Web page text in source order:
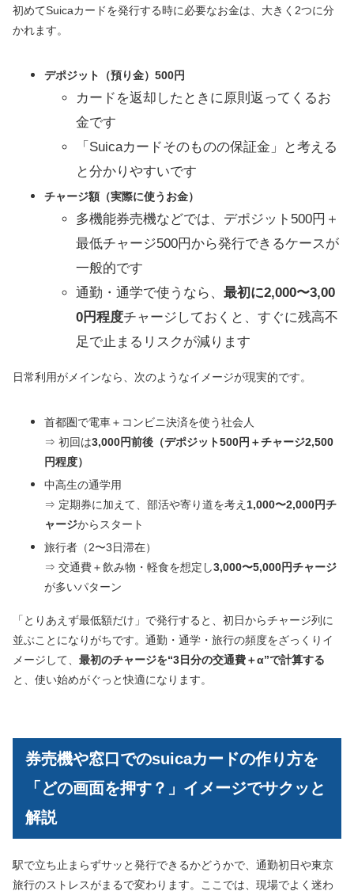
初めてSuicaカードを発行する時に必要なお金は、大きく2つに分
かれます。
デポジット（預り金）500円
カードを返却したときに原則返ってくるお
金です
「Suicaカードそのものの保証金」と考える
と分かりやすいです
チャージ額（実際に使うお金）
多機能券売機などでは、デポジット500円＋
最低チャージ500円から発行できるケースが
一般的です
通勤・通学で使うなら、 最初に2,000〜3,00
0円程度チャージしておくと、すぐに残高不
足で止まるリスクが減ります
日常利用がメインなら、次のようなイメージが現実的です。
首都圏で電車＋コンビニ決済を使う社会人
⇒ 初回は3,000円前後（デポジット500円＋チャージ2,500
円程度）
中高生の通学用
⇒ 定期券に加えて、部活や寄り道を考え 1,000〜2,000円チ
ャージからスタート
旅行者（2〜3日滞在）
⇒ 交通費＋飲み物・軽食を想定し3,000〜5,000円チャージ
が多いパターン
「とりあえず最低額だけ」で発行すると、初日からチャージ列に
並ぶことになりがちです。通勤・通学・旅行の頻度をざっくりイ
メージして、 最初のチャージを“3日分の交通費＋α”で計算する
と、使い始めがぐっと快適になります。
券売機や窓口でのsuicaカードの作り方を
「どの画面を押す？」イメージでサクッと
解説
駅で立ち止まらずサッと発行できるかどうかで、通勤初日や東京
旅行のストレスがまるで変わります。ここでは、現場でよく迷わ